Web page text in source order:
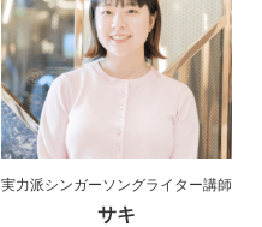
実力派シンガーソングライター講師
サキ